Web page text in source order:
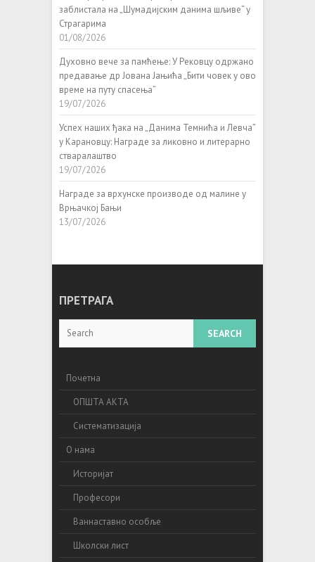
заблистала на „Шумадијским данима шљиве“ у
Страгарима
01/08/2026
Духовно вече за памћење: У Рековцу одржано
предавање др Јована Јањића „Бити човек у ово
време на путу спасења”
19/07/2026
Успех наших ђака на „Данима Темнића и Левча”
у Карановцу: Награде за ликовно и литерарно
стваралаштво
19/07/2026
Награде за врхунске производе од малине у
Врњачкој Бањи
13/07/2026
ПРЕТРАГА
Почетна
ОПШТА АКТА
Систематизација
О нама
Историјат
Професори
Ваннаставно особље
Школски лист